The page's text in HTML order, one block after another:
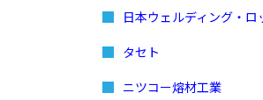
日本ウェルディング・ロ
タセト
ニツコー熔材工業